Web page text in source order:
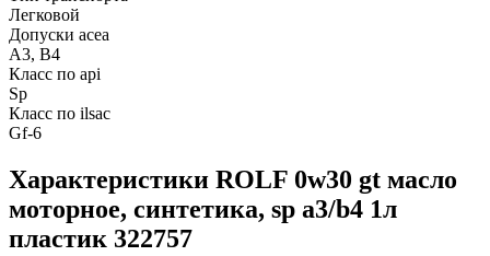
Легковой
Допуски acea
A3, B4
Класс по api
Sp
Класс по ilsac
Gf-6
Характеристики ROLF 0w30 gt масло
моторное, синтетика, sp a3/b4 1л
пластик 322757